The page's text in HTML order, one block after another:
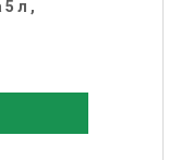
5 л ,